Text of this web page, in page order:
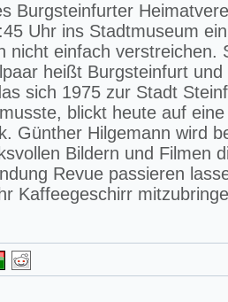
Burgsteinfurter
Uhr ins Stadtmuseum
nicht einfach verstreichen.
heißt Burgsteinfurt
sich 1975 zur Stadt
blickt heute auf
Günther Hilgemann wird
Bildern und Filmen
Revue passieren
Kaffeegeschirr